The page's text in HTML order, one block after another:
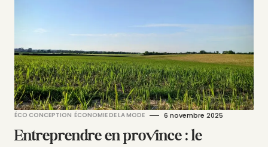
ÉCO CONCEPTION ÉCONOMIE DE LA MODE 6 novembre 2025
Entreprendre en province : le